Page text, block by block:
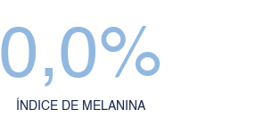
0,0%
ÍNDICE DE MELANINA